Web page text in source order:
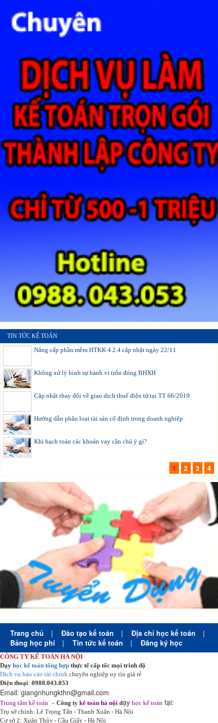
TIN TỨC KẾ TOÁN
Nâng cấp phần mềm HTKK 4.2.4 cập nhật ngày 22/11
Không xử lý hình sự hành vi trốn đóng BHXH
Cập nhật thay đổi về giao dịch thuế điện tử tại TT 66/2019
Hướng dẫn phân loại tài sản cố định trong doanh nghiệp
Khi hạch toán các khoản vay cần chú ý gì?
1 2 3 4
Trang chủ | Đào tạo kế toán | Địa chỉ học kế toán
|
Bảng học phí
| Tin tức kế toán | Đăng ký học
CÔNG TY KẾ TOÁN HÀ NỘI
Dạy học kế toán tổng hợp thực tế cấp tốc mọi trình độ
Dịch vụ báo cáo tài chính chuyên nghiệp uy tín giá rẻ
Điện thoại: 0988.043.053
Email: giangnhungkthn@gmail.com
Trung tâm kế toán - Công ty kế toán hà nội dạy học kế toán tại:
Trụ sở chính: Lê Trọng Tấn - Thanh Xuân - Hà Nội
Cơ sở 2: Xuân Thủy - Cầu Giấy - Hà Nội